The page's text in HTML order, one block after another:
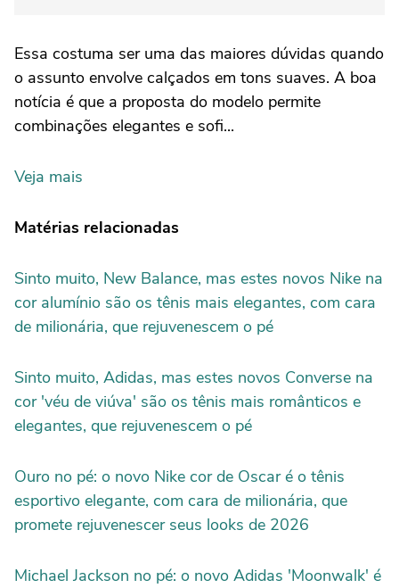
Essa costuma ser uma das maiores dúvidas quando
o assunto envolve calçados em tons suaves. A boa
notícia é que a proposta do modelo permite
combinações elegantes e sofi...
Veja mais
Matérias relacionadas
Sinto muito, New Balance, mas estes novos Nike na
cor alumínio são os tênis mais elegantes, com cara
de milionária, que rejuvenescem o pé
Sinto muito, Adidas, mas estes novos Converse na
cor 'véu de viúva' são os tênis mais românticos e
elegantes, que rejuvenescem o pé
Ouro no pé: o novo Nike cor de Oscar é o tênis
esportivo elegante, com cara de milionária, que
promete rejuvenescer seus looks de 2026
Michael Jackson no pé: o novo Adidas 'Moonwalk' é